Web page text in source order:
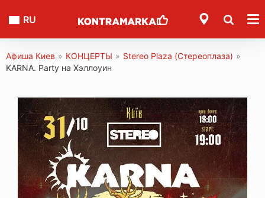
RU
Афиша Киев » КОНЦЕРТЫ » Stereo Plaza (Стереоплаза) »
KARNA. Party на Хэллоуин